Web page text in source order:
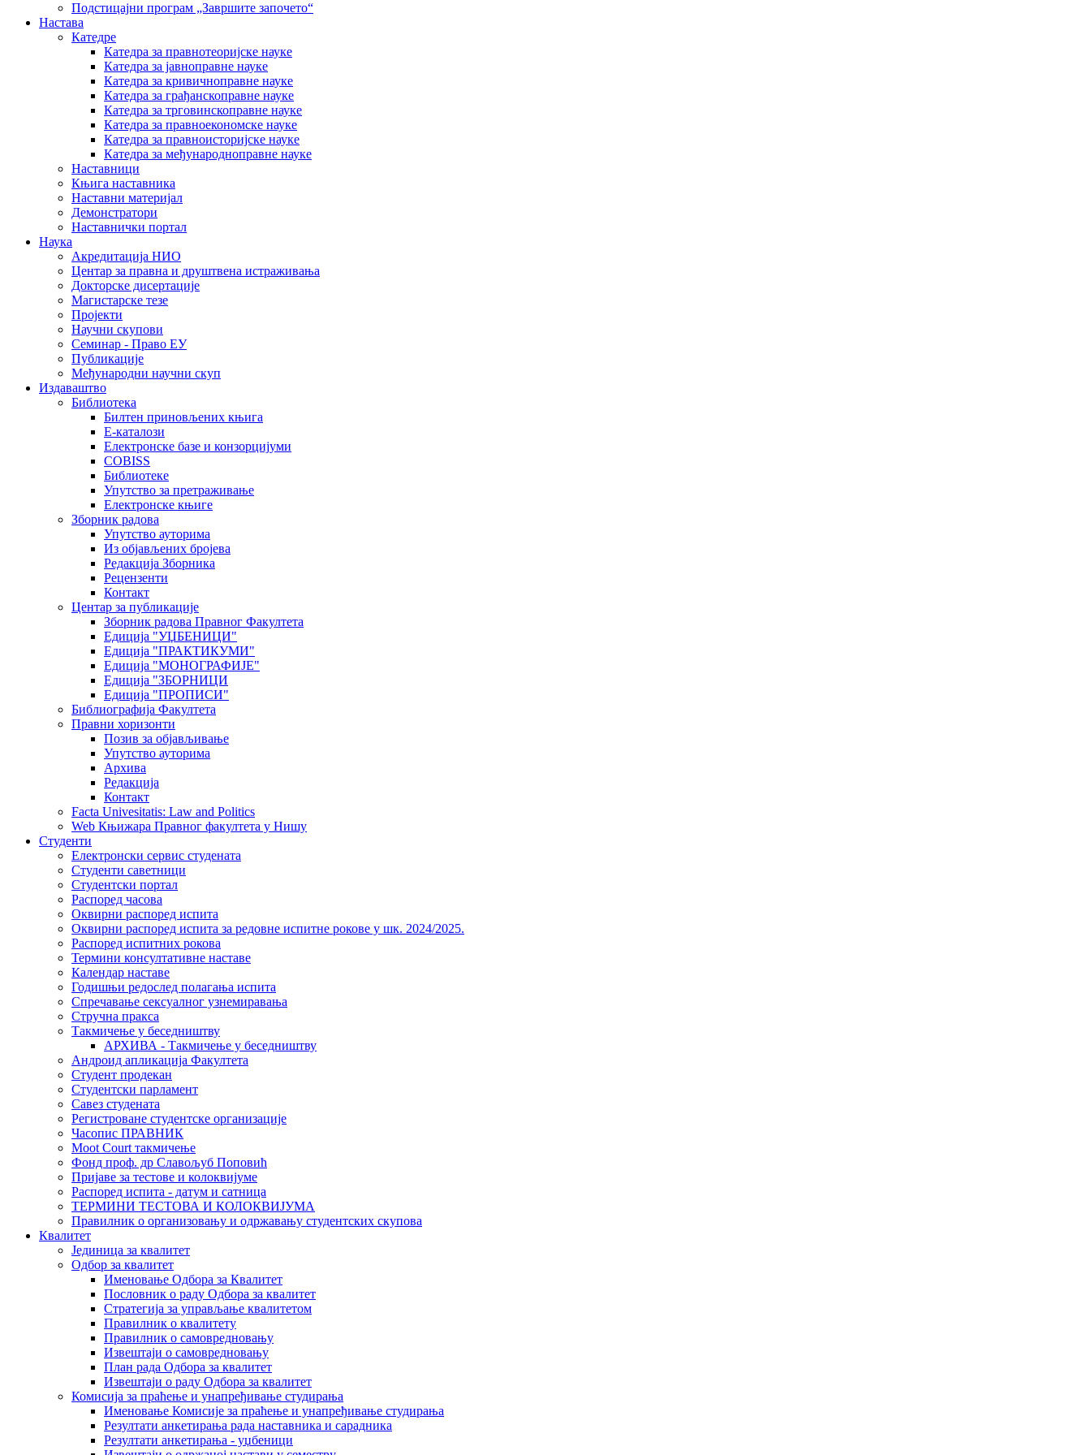
Подстицајни програм „Завршите започето“
Настава
Катедре
Катедра за правнотеоријске науке
Катедра за јавноправне науке
Катедра за кривичноправне науке
Катедра за грађанскоправне науке
Катедра за трговинскоправне науке
Катедра за правноекономске науке
Катедра за правноисторијске науке
Катедра за међународноправне науке
Наставници
Књига наставника
Наставни материјал
Демонстратори
Наставнички портал
Наука
Акредитација НИО
Центар за правна и друштвена истраживања
Докторске дисертације
Магистарске тезе
Пројекти
Научни скупови
Семинар - Право ЕУ
Публикације
Међународни научни скуп
Издаваштво
Библиотека
Билтен приновљених књига
Е-каталози
Електронске базе и конзорцијуми
COBISS
Библиотеке
Упутство за претраживање
Електронске књиге
Зборник радова
Упутство ауторима
Из објављених бројева
Редакција Зборника
Рецензенти
Контакт
Центар за публикације
Зборник радова Правног Факултета
Едиција "УЏБЕНИЦИ"
Едиција "ПРАКТИКУМИ"
Едиција "МОНОГРАФИЈЕ"
Едиција "ЗБОРНИЦИ
Едиција "ПРОПИСИ"
Библиографија Факултета
Правни хоризонти
Позив за објављивање
Упутство ауторима
Архива
Редакција
Контакт
Facta Univesitatis: Law and Politics
Web Књижара Правног факултета у Нишу
Студенти
Електронски сервис студената
Студенти саветници
Студентски портал
Распоред часова
Оквирни распоред испита
Оквирни распоред испита за редовне испитне рокове у шк. 2024/2025.
Распоред испитних рокова
Термини консултативне наставе
Календар наставе
Годишњи редослед полагања испита
Спречавање сексуалног узнемиравања
Стручна пракса
Такмичење у беседништву
АРХИВА - Такмичење у беседништву
Андроид апликација Факултета
Студент продекан
Студентски парламент
Савез студената
Регистроване студентске организације
Часопис ПРАВНИК
Moot Court такмичење
Фонд проф. др Славољуб Поповић
Пријаве за тестове и колоквијуме
Распоред испита - датум и сатница
ТЕРМИНИ ТЕСТОВА И КОЛОКВИЈУМА
Правилник о организовању и одржавању студентских скупова
Квалитет
Јединица за квалитет
Одбор за квалитет
Именовање Одбора за Квалитет
Пословник о раду Одбора за квалитет
Стратегија за управљање квалитетом
Правилник о квалитету
Правилник о самовредновању
Извештаји о самовредновању
План рада Одбора за квалитет
Извештаји о раду Одбора за квалитет
Комисија за праћење и унапређивање студирања
Именовање Комисије за праћење и унапређивање студирања
Резултати анкетирања рада наставника и сарадника
Резултати анкетирања - уџбеници